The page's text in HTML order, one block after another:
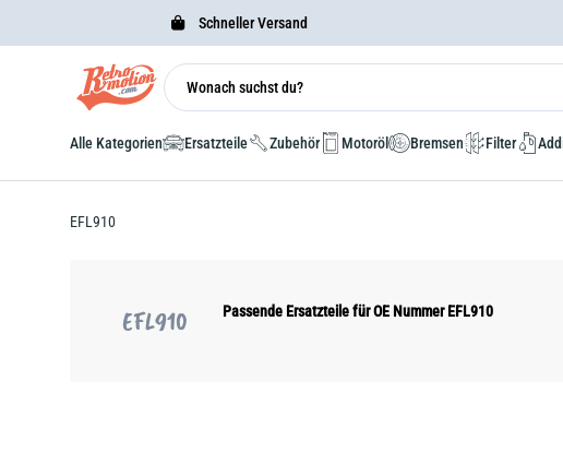
Schneller Versand
Alle Kategorien Ersatzteile Zubehör Motoröl Bremsen Filter
EFL910
EFL910 Passende Ersatzteile für OE Nummer EFL910